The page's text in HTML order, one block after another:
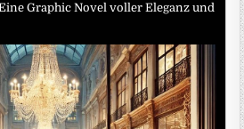
Graphic Novel voller Eleganz und